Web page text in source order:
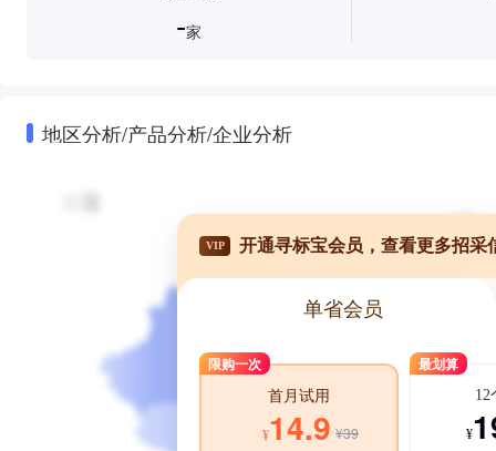
-家
地区分析/产品分析/企业分析
VIP 开通寻标宝会员，查看更多招采
单省会员
限购一次
首月试用
¥14.9 ¥39
最划算
12
¥